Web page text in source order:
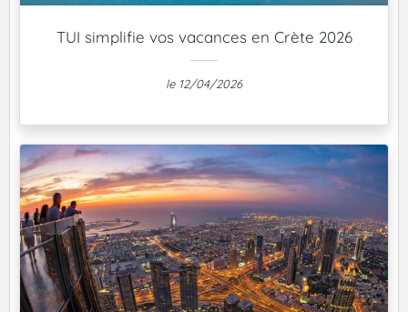
TUI simplifie vos vacances en Crète 2026
le 12/04/2026